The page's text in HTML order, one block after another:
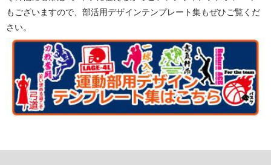
もございますので、部活用デザインテンプレート集もぜひご覧くだ
さい。